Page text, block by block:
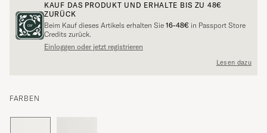
KAUF DAS PRODUKT UND ERHALTE BIS ZU 48€
ZURÜCK
Beim Kauf dieses Artikels erhalten Sie 16-48€ in Passport Store
Credits zurück.
Einloggen oder jetzt registrieren
Lesen dazu
FARBEN